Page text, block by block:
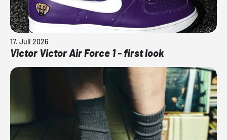
17. Juli 2026
Victor Victor Air Force 1 - first look